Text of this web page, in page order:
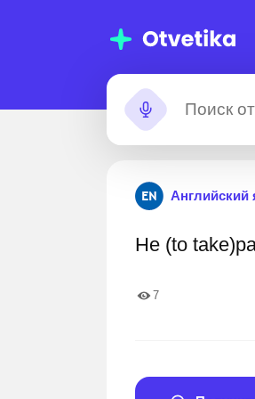
Английский
He (to
7